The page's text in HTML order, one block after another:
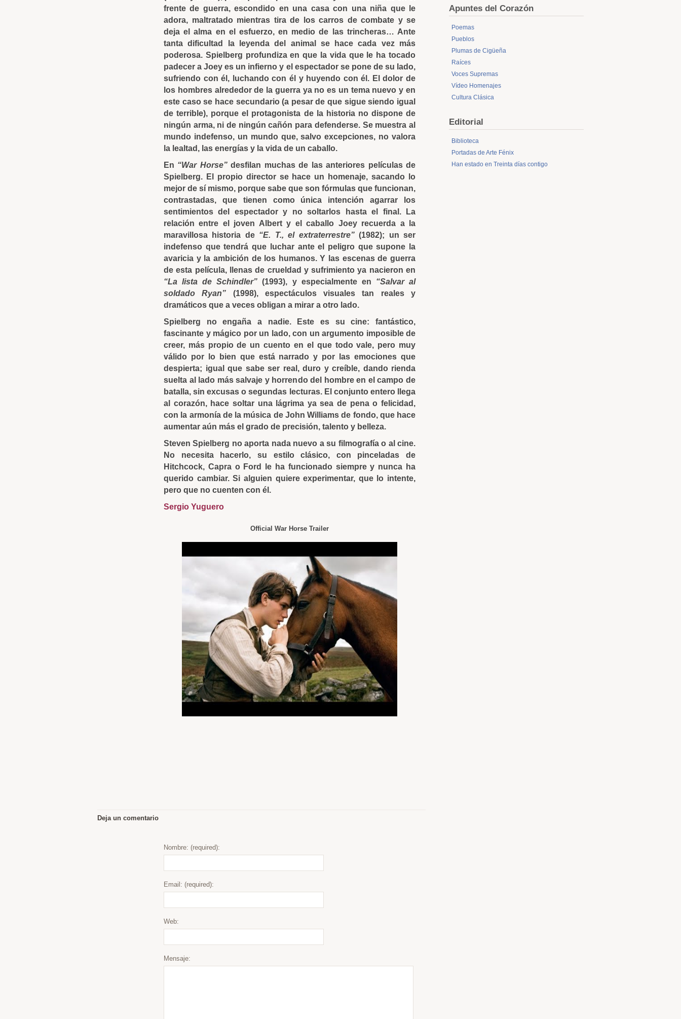
frente de guerra, escondido en una casa con una niña que le
adora, maltratado mientras tira de los carros de combate y se
deja el alma en el esfuerzo, en medio de las trincheras… Ante
tanta dificultad la leyenda del animal se hace cada vez más
poderosa. Spielberg profundiza en que la vida que le ha tocado
padecer a Joey es un infierno y el espectador se pone de su lado,
sufriendo con él, luchando con él y huyendo con él. El dolor de
los hombres alrededor de la guerra ya no es un tema nuevo y en
este caso se hace secundario (a pesar de que sigue siendo igual
de terrible), porque el protagonista de la historia no dispone de
ningún arma, ni de ningún cañón para defenderse. Se muestra al
mundo indefenso, un mundo que, salvo excepciones, no valora
la lealtad, las energías y la vida de un caballo.
En “War Horse”desfilan muchas de las anteriores películas de
Spielberg. El propio director se hace un homenaje, sacando lo
mejor de sí mismo, porque sabe que son fórmulas que funcionan,
contrastadas, que tienen como única intención agarrar los
sentimientos del espectador y no soltarlos hasta el final. La
relación entre el joven Albert y el caballo Joey recuerda a la
maravillosa historia de “E. T., el extraterrestre”(1982); un ser
indefenso que tendrá que luchar ante el peligro que supone la
avaricia y la ambición de los humanos. Y las escenas de guerra
de esta película, llenas de crueldad y sufrimiento ya nacieron en
“La lista de Schindler” (1993), y especialmente en “Salvar al
soldado Ryan” (1998), espectáculos visuales tan reales y
dramáticos que a veces obligan a mirar a otro lado.
Spielberg no engaña a nadie. Este es su cine: fantástico,
fascinante y mágico por un lado, con un argumento imposible de
creer, más propio de un cuento en el que todo vale, pero muy
válido por lo bien que está narrado y por las emociones que
despierta; igual que sabe ser real, duro y creíble, dando rienda
suelta al lado más salvaje y horrendo del hombre en el campo de
batalla, sin excusas o segundas lecturas. El conjunto entero llega
al corazón, hace soltar una lágrima ya sea de pena o felicidad,
con la armonía de la música de John Williams de fondo, que hace
aumentar aún más el grado de precisión, talento y belleza.
Steven Spielberg no aporta nada nuevo a su filmografía o al cine.
No necesita hacerlo, su estilo clásico, con pinceladas de
Hitchcock, Capra o Ford le ha funcionado siempre y nunca ha
querido cambiar. Si alguien quiere experimentar, que lo intente,
pero que no cuenten con él.
Sergio Yuguero
Official War Horse Trailer
Deja un comentario
Nombre: (required):
Email: (required):
Web:
Mensaje:
Apuntes del Corazón
Poemas
Pueblos
Plumas de Cigüeña
Raíces
Voces Supremas
Vídeo Homenajes
Cultura Clásica
Editorial
Biblioteca
Portadas de Arte Fénix
Han estado en Treinta días contigo